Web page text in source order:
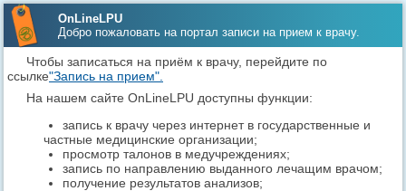
OnLineLPU
Добро пожаловать на портал записи на прием к врачу.
Чтобы записаться на приём к врачу, перейдите по
ссылке"Запись на прием".
На нашем сайте OnLineLPU доступны функции:
запись к врачу через интернет в государственные и
частные медицинские организации;
просмотр талонов в медучреждениях;
запись по направлению выданного лечащим врачом;
получение результатов анализов;